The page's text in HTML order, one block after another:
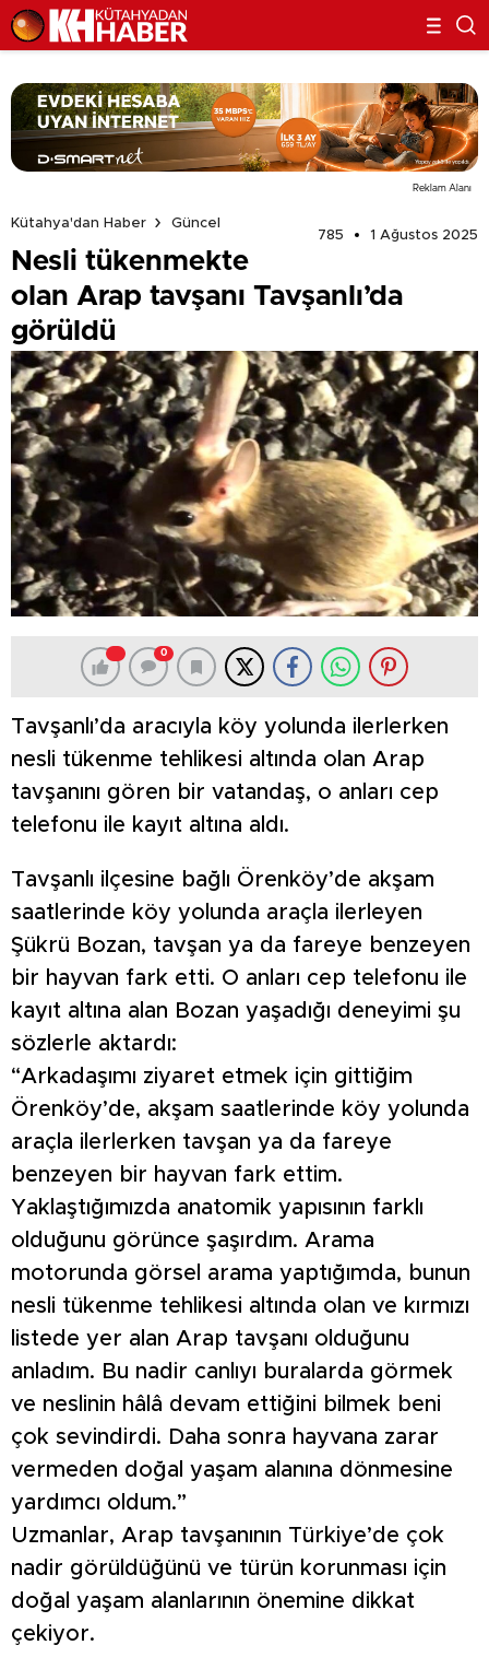
Reklam Alanı
Kütahya'dan Haber
Güncel
785
1 Ağustos 2025
Nesli tükenmekte
olan Arap tavşanı Tavşanlı’da
görüldü
0
Tavşanlı’da aracıyla köy yolunda ilerlerken
nesli tükenme tehlikesi altında olan Arap
tavşanını gören bir vatandaş, o anları cep
telefonu ile kayıt altına aldı.
Tavşanlı ilçesine bağlı Örenköy’de akşam
saatlerinde köy yolunda araçla ilerleyen
Şükrü Bozan, tavşan ya da fareye benzeyen
bir hayvan fark etti. O anları cep telefonu ile
kayıt altına alan Bozan yaşadığı deneyimi şu
sözlerle aktardı:
“Arkadaşımı ziyaret etmek için gittiğim
Örenköy’de, akşam saatlerinde köy yolunda
araçla ilerlerken tavşan ya da fareye
benzeyen bir hayvan fark ettim.
Yaklaştığımızda anatomik yapısının farklı
olduğunu görünce şaşırdım. Arama
motorunda görsel arama yaptığımda, bunun
nesli tükenme tehlikesi altında olan ve kırmızı
listede yer alan Arap tavşanı olduğunu
anladım. Bu nadir canlıyı buralarda görmek
ve neslinin hâlâ devam ettiğini bilmek beni
çok sevindirdi. Daha sonra hayvana zarar
vermeden doğal yaşam alanına dönmesine
yardımcı oldum.”
Uzmanlar, Arap tavşanının Türkiye’de çok
nadir görüldüğünü ve türün korunması için
doğal yaşam alanlarının önemine dikkat
çekiyor.